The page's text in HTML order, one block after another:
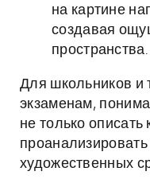
на картине
создавая
пространства.
Для школьников и
экзаменам,
не только описать
проанализировать
художественных